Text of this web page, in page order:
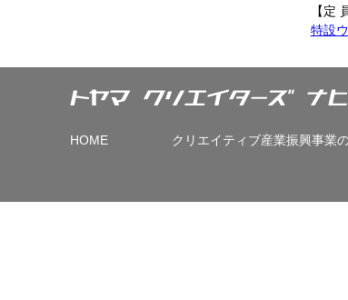
【定
特設
HOME クリエイティブ産業振興事業